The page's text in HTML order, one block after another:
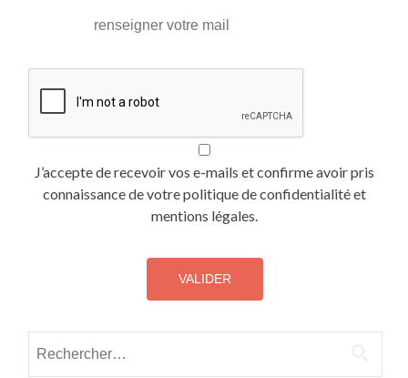
J’accepte de recevoir vos e-mails et confirme avoir pris
connaissance de votre politique de confidentialité et
mentions légales.